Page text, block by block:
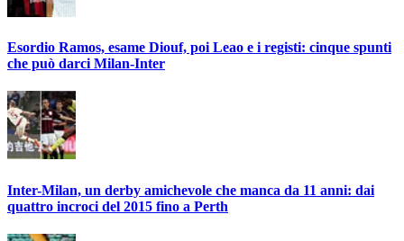
Esordio Ramos, esame Diouf, poi Leao e i registi: cinque spunti
che può darci Milan-Inter
Inter-Milan, un derby amichevole che manca da 11 anni: dai
quattro incroci del 2015 fino a Perth